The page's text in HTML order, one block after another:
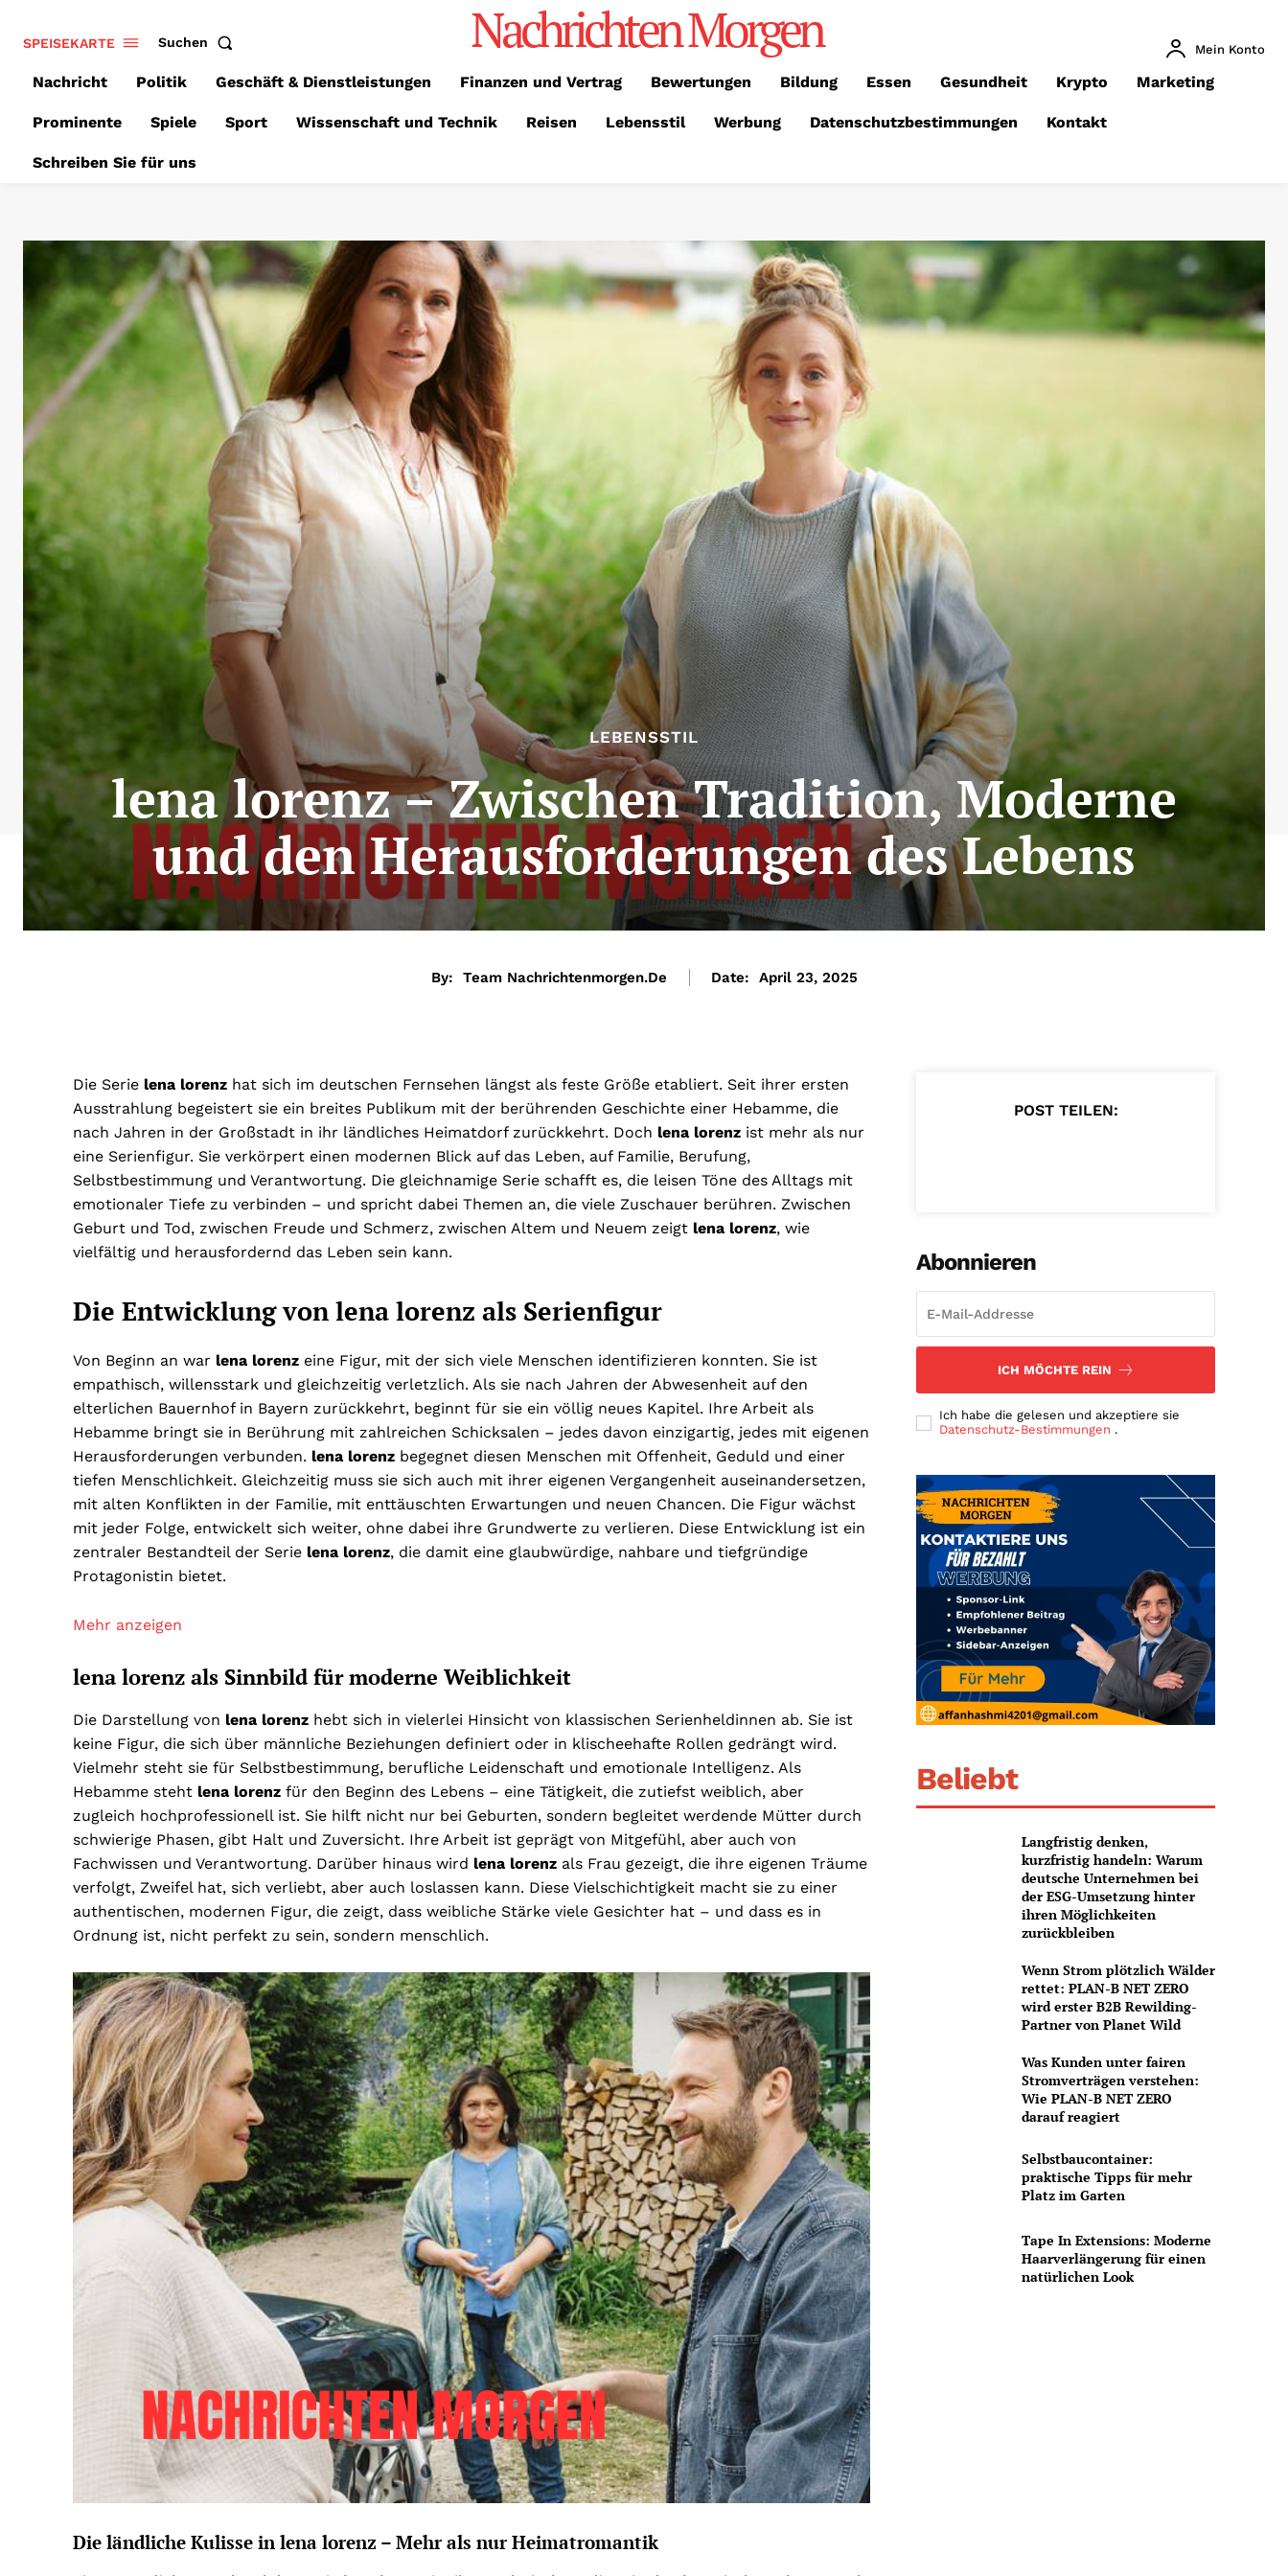
SPEISEKARTE Suchen Nachrichten Morgen Mein Konto
Nachricht Politik Geschäft & Dienstleistungen Finanzen und Vertrag Bewertungen Bildung Essen Gesundheit Krypto Marketing
Prominente Spiele Sport Wissenschaft und Technik Reisen Lebensstil Werbung Datenschutzbestimmungen Kontakt
Schreiben Sie für uns
LEBENSSTIL
lena lorenz – Zwischen Tradition, Moderne
und den Herausforderungen des Lebens
By: Team Nachrichtenmorgen.de Date: April 23, 2025
Die Serie lena lorenz hat sich im deutschen Fernsehen längst als feste Größe etabliert. Seit ihrer ersten
Ausstrahlung begeistert sie ein breites Publikum mit der berührenden Geschichte einer Hebamme, die
nach Jahren in der Großstadt in ihr ländliches Heimatdorf zurückkehrt. Doch lena lorenz ist mehr als nur
eine Serienfigur. Sie verkörpert einen modernen Blick auf das Leben, auf Familie, Berufung,
Selbstbestimmung und Verantwortung. Die gleichnamige Serie schafft es, die leisen Töne des Alltags mit
emotionaler Tiefe zu verbinden – und spricht dabei Themen an, die viele Zuschauer berühren. Zwischen
Geburt und Tod, zwischen Freude und Schmerz, zwischen Altem und Neuem zeigt lena lorenz, wie
vielfältig und herausfordernd das Leben sein kann.
Die Entwicklung von lena lorenz als Serienfigur
Von Beginn an war lena lorenz eine Figur, mit der sich viele Menschen identifizieren konnten. Sie ist
empathisch, willensstark und gleichzeitig verletzlich. Als sie nach Jahren der Abwesenheit auf den
elterlichen Bauernhof in Bayern zurückkehrt, beginnt für sie ein völlig neues Kapitel. Ihre Arbeit als
Hebamme bringt sie in Berührung mit zahlreichen Schicksalen – jedes davon einzigartig, jedes mit eigenen
Herausforderungen verbunden. lena lorenz begegnet diesen Menschen mit Offenheit, Geduld und einer
tiefen Menschlichkeit. Gleichzeitig muss sie sich auch mit ihrer eigenen Vergangenheit auseinandersetzen,
mit alten Konflikten in der Familie, mit enttäuschten Erwartungen und neuen Chancen. Die Figur wächst
mit jeder Folge, entwickelt sich weiter, ohne dabei ihre Grundwerte zu verlieren. Diese Entwicklung ist ein
zentraler Bestandteil der Serie lena lorenz, die damit eine glaubwürdige, nahbare und tiefgründige
Protagonistin bietet.
Mehr anzeigen
lena lorenz als Sinnbild für moderne Weiblichkeit
Die Darstellung von lena lorenz hebt sich in vielerlei Hinsicht von klassischen Serienheldinnen ab. Sie ist
keine Figur, die sich über männliche Beziehungen definiert oder in klischeehafte Rollen gedrängt wird.
Vielmehr steht sie für Selbstbestimmung, berufliche Leidenschaft und emotionale Intelligenz. Als
Hebamme steht lena lorenz für den Beginn des Lebens – eine Tätigkeit, die zutiefst weiblich, aber
zugleich hochprofessionell ist. Sie hilft nicht nur bei Geburten, sondern begleitet werdende Mütter durch
schwierige Phasen, gibt Halt und Zuversicht. Ihre Arbeit ist geprägt von Mitgefühl, aber auch von
Fachwissen und Verantwortung. Darüber hinaus wird lena lorenz als Frau gezeigt, die ihre eigenen Träume
verfolgt, Zweifel hat, sich verliebt, aber auch loslassen kann. Diese Vielschichtigkeit macht sie zu einer
authentischen, modernen Figur, die zeigt, dass weibliche Stärke viele Gesichter hat – und dass es in
Ordnung ist, nicht perfekt zu sein, sondern menschlich.
Die ländliche Kulisse in lena lorenz – Mehr als nur Heimatromantik
POST TEILEN:
Abonnieren
ICH MÖCHTE REIN
Ich habe die gelesen und akzeptiere sie
Datenschutz-Bestimmungen .
Beliebt
Langfristig denken,
kurzfristig handeln: Warum
deutsche Unternehmen bei
der ESG-Umsetzung hinter
ihren Möglichkeiten
zurückbleiben
Wenn Strom plötzlich Wälder
rettet: PLAN-B NET ZERO
wird erster B2B Rewilding-
Partner von Planet Wild
Was Kunden unter fairen
Stromverträgen verstehen:
Wie PLAN-B NET ZERO
darauf reagiert
Selbstbaucontainer:
praktische Tipps für mehr
Platz im Garten
Tape In Extensions: Moderne
Haarverlängerung für einen
natürlichen Look